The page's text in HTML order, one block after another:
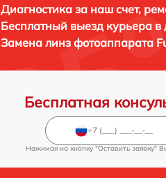
Диагностика за наш счет,
Бесплатный выезд курьера в
Замена линз фотоаппарата
Бесплатная
Нажимая на кнопку "Оставить заявку"